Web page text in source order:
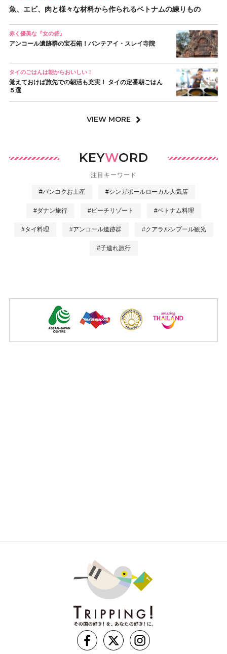
魚、エビ、肉と様々な材料から作られるベトナムの練りもの
赤く優美な『女の砦』
アンコール遺跡群の宝石箱！バンテアイ・スレイ寺院
タイのごはんは朝からおいしい！
覚えておけば旅先での朝活も充実！ タイの定番朝ごはん
５選
VIEW MORE
KEYWORD
注目キーワード
#バンコクお土産 #シンガポールローカル人気店
#ダナン旅行 #ビーチリゾート #ベトナム料理
#タイ料理 #アンコール遺跡群 #クアラルンプール観光
#子連れ旅行